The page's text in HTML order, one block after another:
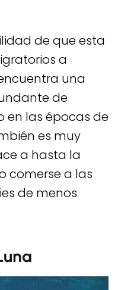
de que esta
a
una
de
en las épocas de
es muy
a hasta la
comerse a las
de menos